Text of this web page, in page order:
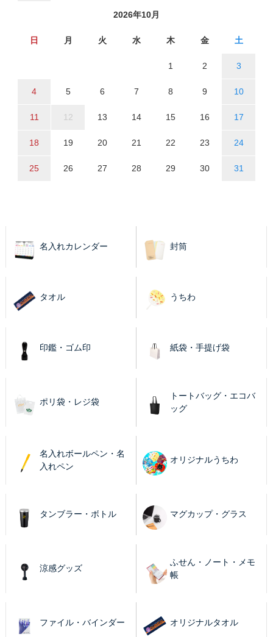
2026年10月
日 月 火 水 木 金 土
1 2 3
4 5 6 7 8 9 10
11 12 13 14 15 16 17
18 19 20 21 22 23 24
25 26 27 28 29 30 31
名入れカレンダー 封筒
タオル うちわ
印鑑・ゴム印 紙袋・手提げ袋
ポリ袋・レジ袋
トートバッグ・エコバ
ッグ
名入れボールペン・名
入れペン
オリジナルうちわ
タンブラー・ボトル マグカップ・グラス
涼感グッズ
ふせん・ノート・メモ
帳
ファイル・バインダー オリジナルタオル